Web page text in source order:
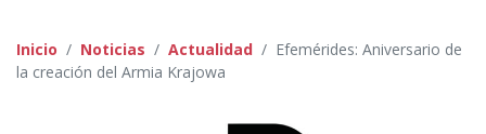
Inicio Noticias Actualidad
Efemérides: Aniversario de
la creación del Armia Krajowa